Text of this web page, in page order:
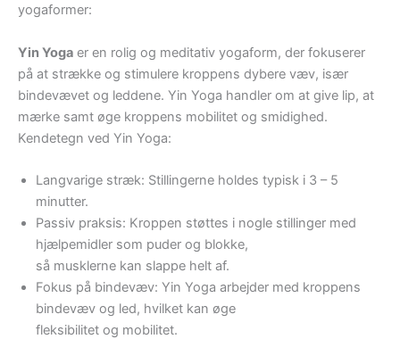
yogaformer:
Yin Yoga er en rolig og meditativ yogaform, der fokuserer
på at strække og stimulere kroppens dybere væv, især
bindevævet og leddene. Yin Yoga handler om at give lip, at
mærke samt øge kroppens mobilitet og smidighed.
Kendetegn ved Yin Yoga:
Langvarige stræk: Stillingerne holdes typisk i 3 – 5
minutter.
Passiv praksis: Kroppen støttes i nogle stillinger med
hjælpemidler som puder og blokke,
så musklerne kan slappe helt af.
Fokus på bindevæv: Yin Yoga arbejder med kroppens
bindevæv og led, hvilket kan øge
fleksibilitet og mobilitet.